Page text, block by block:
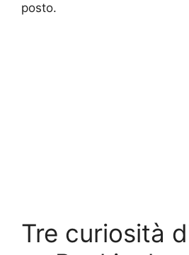
posto.
Tre curiosità